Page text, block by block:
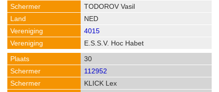
TODOROV Vasil
NED
4015
E.S.S.V. Hoc Habet
30
112952
KLICK Lex